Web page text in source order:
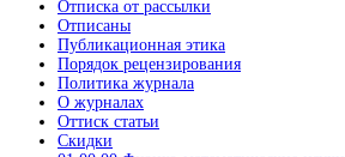
Отписка от рассылки
Отписаны
Публикационная этика
Порядок рецензирования
Политика журнала
О журналах
Оттиск статьи
Скидки